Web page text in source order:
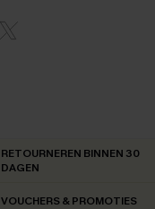
RETOURNEREN BINNEN 30
DAGEN
VOUCHERS & PROMOTIES